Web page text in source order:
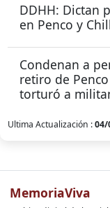
DDHH: Dictan
en Penco y
Condenan a
retiro de
torturó a
Ultima Actualización :04/
MemoriaViva